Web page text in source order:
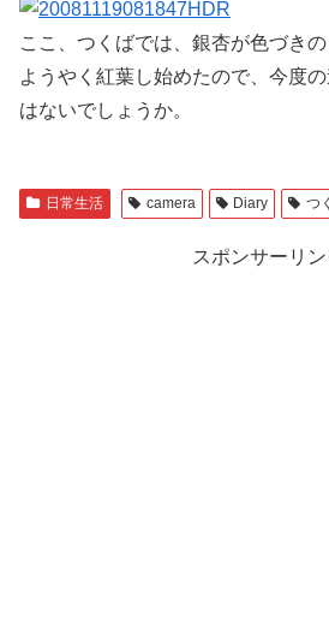
ここ、つくばでは、銀杏が色づきの
ようやく紅葉し始めたので、今度
はないでしょうか。
日常生活 camera Diary つ
スポンサーリン